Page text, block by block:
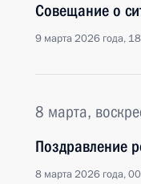
Совещание о
9 марта 2026 года,
8 марта,
Поздравление
8 марта 2026 года,